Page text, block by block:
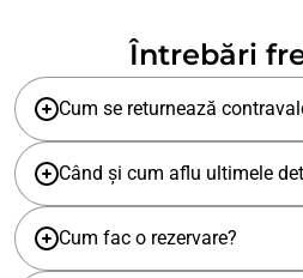
Întrebări
Cum se returnează
Când și cum aflu ultimele
Cum fac o rezervare?